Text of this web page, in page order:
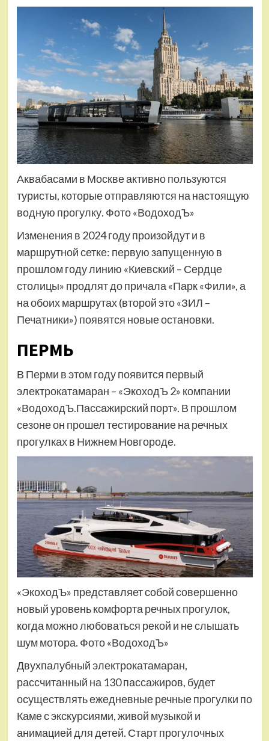
Аквабасами в Москве активно пользуются
туристы, которые отправляются на настоящую
водную прогулку. Фото «ВодоходЪ»
Изменения в 2024 году произойдут и в
маршрутной сетке: первую запущенную в
прошлом году линию «Киевский – Сердце
столицы» продлят до причала «Парк «Фили», а
на обоих маршрутах (второй это «ЗИЛ –
Печатники») появятся новые остановки.
ПЕРМЬ
В Перми в этом году появится первый
электрокатамаран – «ЭкоходЪ 2» компании
«ВодоходЪ.Пассажирский порт». В прошлом
сезоне он прошел тестирование на речных
прогулках в Нижнем Новгороде.
«ЭкоходЪ» представляет собой совершенно
новый уровень комфорта речных прогулок,
когда можно любоваться рекой и не слышать
шум мотора. Фото «ВодоходЪ»
Двухпалубный электрокатамаран,
рассчитанный на 130 пассажиров, будет
осуществлять ежедневные речные прогулки по
Каме с экскурсиями, живой музыкой и
анимацией для детей. Старт прогулочных